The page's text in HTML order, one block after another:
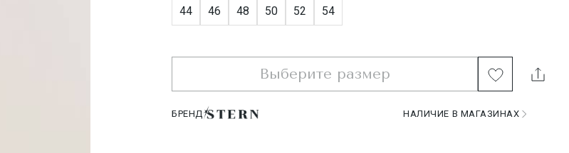
44 46 48 50 52 54
Выберите размер
БРЕНД НАЛИЧИЕ В МАГАЗИНАХ